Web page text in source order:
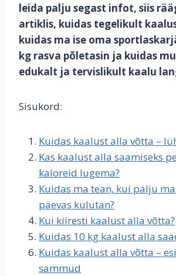
leida palju segast infot, siis
artiklis, kuidas tegelikult
kuidas ma ise oma
kg rasva põletasin ja kuidas
edukalt ja tervislikult kaalu
Sisukord:
Kuidas kaalust alla võtta –
Kas kaalust alla saamiseks
kaloreid lugema?
Kuidas ma tean, kui palju
päevas kulutan?
Kui kiiresti kaalust alla võtta?
Kuidas 10 kg kaalust alla
Kuidas kaalust alla võtta –
sammud